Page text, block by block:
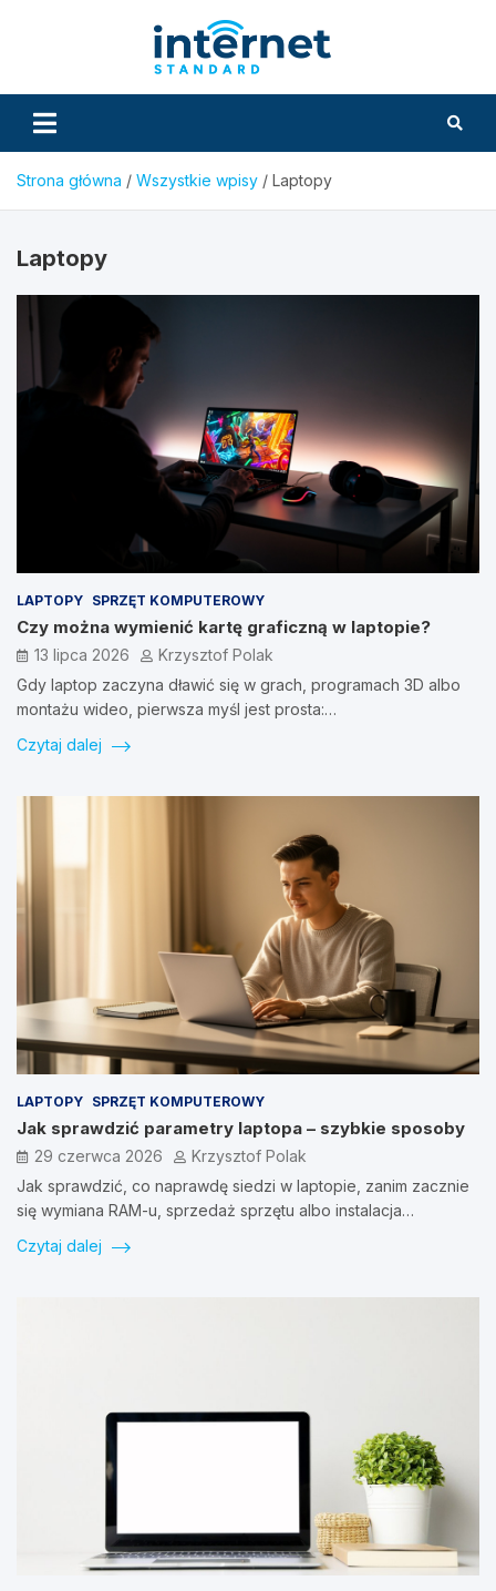
Strona główna Wszystkie wpisy Laptopy
Laptopy
LAPTOPY SPRZĘT KOMPUTEROWY
Czy można wymienić kartę graficzną w laptopie?
13 lipca 2026
Krzysztof Polak
Gdy laptop zaczyna dławić się w grach, programach 3D albo
montażu wideo, pierwsza myśl jest prosta:…
Czytaj dalej
LAPTOPY SPRZĘT KOMPUTEROWY
Jak sprawdzić parametry laptopa – szybkie sposoby
29 czerwca 2026
Krzysztof Polak
Jak sprawdzić, co naprawdę siedzi w laptopie, zanim zacznie
się wymiana RAM-u, sprzedaż sprzętu albo instalacja…
Czytaj dalej